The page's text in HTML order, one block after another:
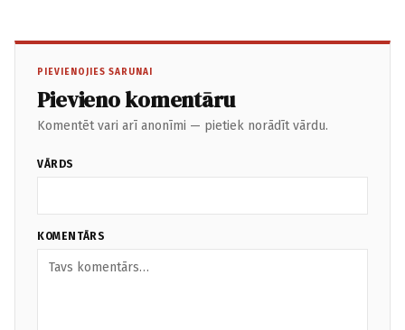
PIEVIENOJIES SARUNAI
Pievieno komentāru
Komentēt vari arī anonīmi — pietiek norādīt vārdu.
VĀRDS
KOMENTĀRS